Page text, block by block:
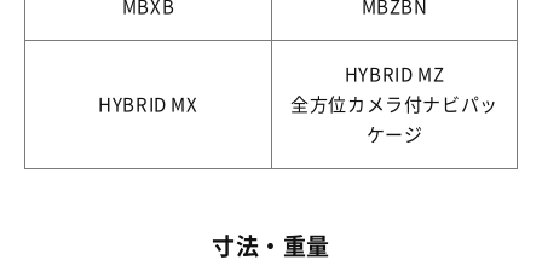
MBXB MBZBN
HYBRID MX
HYBRID MZ
全方位カメラ付ナビパッ
ケージ
寸法・重量